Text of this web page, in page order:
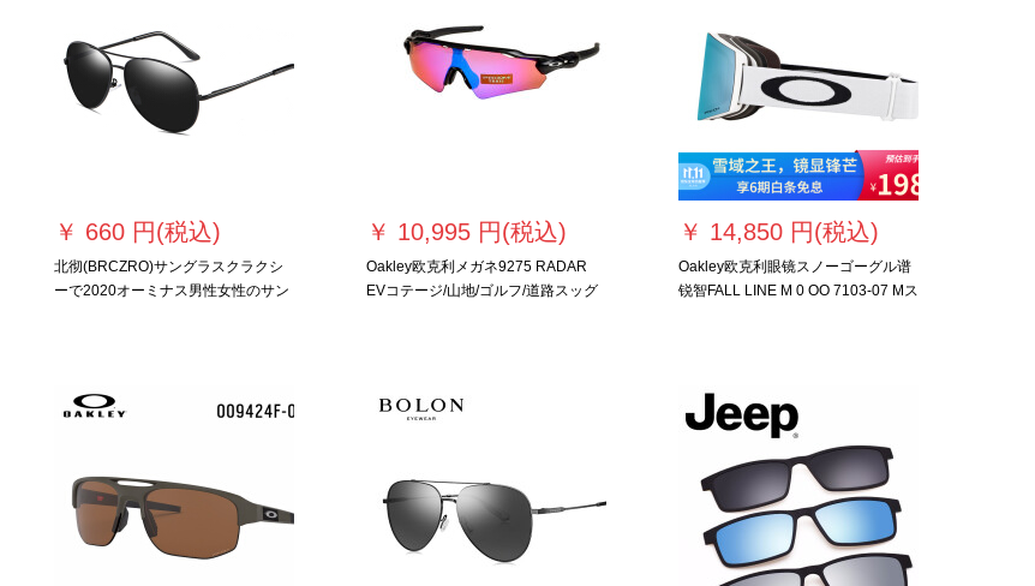
￥ 660 円(税込)
北彻(BRCZRO)サングラスクラクシ
ーで2020オーミナス男性女性のサン
￥ 10,995 円(税込)
Oakley欧克利メガネ9275 RADAR
EVコテージ/山地/ゴルフ/道路スッグ
￥ 14,850 円(税込)
Oakley欧克利眼镜スノーゴーグル谱
锐智FALL LINE M 0 OO 7103-07 Mス